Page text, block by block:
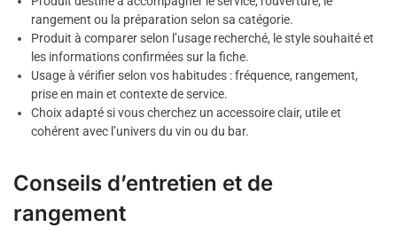
rangement ou la préparation selon sa catégorie.
Produit à comparer selon l’usage recherché, le style souhaité et
les informations confirmées sur la fiche.
Usage à vérifier selon vos habitudes : fréquence, rangement,
prise en main et contexte de service.
Choix adapté si vous cherchez un accessoire clair, utile et
cohérent avec l’univers du vin ou du bar.
Conseils d’entretien et de
rangement